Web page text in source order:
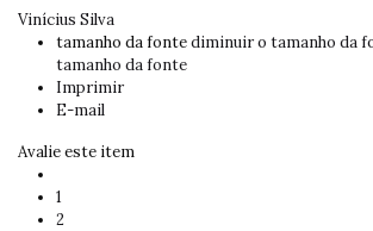
Vinícius Silva
tamanho da fontediminuir o tamanho da
tamanho da fonte
Imprimir
E-mail
Avalie este item
1
2